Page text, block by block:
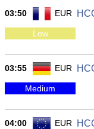
03:50 EUR
Low
03:55 EUR
Medium
04:00 EUR